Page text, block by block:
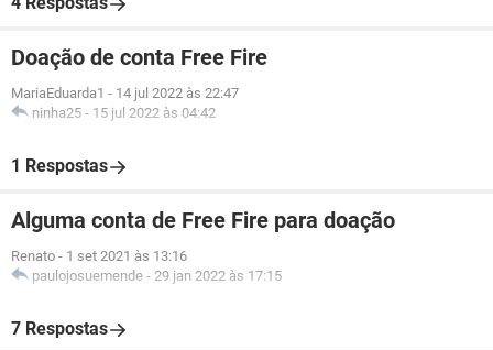
Doação de conta Free Fire
MariaEduarda1 - 14 jul 2022 às 22:47
ninha25 - 15 jul 2022 às 04:42
1 Respostas
Alguma conta de Free Fire para doação
Renato - 1 set 2021 às 13:16
paulojosuemende - 29 jan 2022 às 17:15
7 Respostas